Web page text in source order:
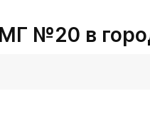
№20 в